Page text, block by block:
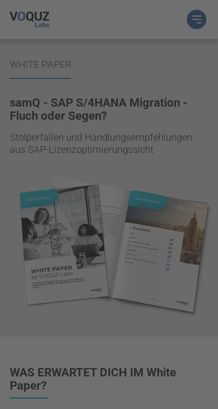
WHITE PAPER
samQ - SAP S/4HANA Migration -
Fluch oder Segen?
Stolperfallen und Handlungsempfehlungen
aus SAP-Lizenzoptimierungssicht
WAS ERWARTET DICH IM White
Paper?